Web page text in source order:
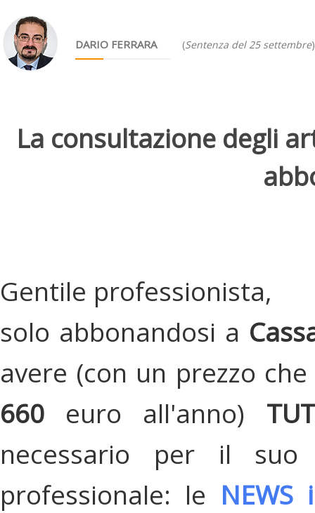
DARIO FERRARA (Sentenza del 25 settembre)
La consultazione degli
Gentile professionista,
solo abbonandosi a
avere (con un prezzo
660 euro all'anno)
necessario per il suo
professionale: le